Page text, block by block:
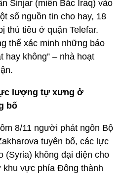
Sinjar (miền Bắc Iraq) vào
số nguồn tin cho hay, 18
thủ tiêu ở quận Telefar.
thể xác minh những báo
hay không” – nhà hoạt
lượng tự xưng ở
bố
8/11 người phát ngôn Bộ
tuyên bố, các lực
(Syria) không đại diện cho
vực phía Đông thành